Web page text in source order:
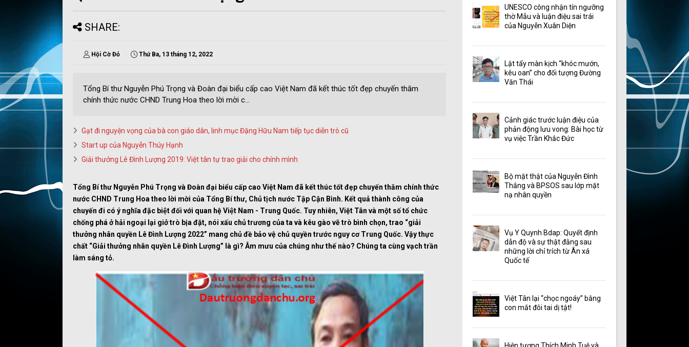
SHARE:
Hội Cờ Đỏ Thứ Ba, 13 tháng 12, 2022
Tổng Bí thư Nguyễn Phú Trọng và Đoàn đại biểu cấp cao Việt Nam đã kết thúc tốt đẹp chuyến thăm
chính thức nước CHND Trung Hoa theo lời mời c...
Gạt đi nguyện vọng của bà con giáo dân, linh mục Đặng Hữu Nam tiếp tục diễn trò cũ
Start up của Nguyễn Thúy Hạnh
Giải thưởng Lê Đình Lượng 2019: Việt tân tự trao giải cho chính mình
Tổng Bí thư Nguyễn Phú Trọng và Đoàn đại biểu cấp cao Việt Nam đã kết thúc tốt đẹp chuyến thăm chính thức
nước CHND Trung Hoa theo lời mời của Tổng Bí thư, Chủ tịch nước Tập Cận Bình. Kết quả thành công của
chuyến đi có ý nghĩa đặc biệt đối với quan hệ Việt Nam - Trung Quốc. Tuy nhiên, Việt Tân và một số tổ chức
chống phá ở hải ngoại lại giở trò bịa đặt, nói xấu chủ trương của ta và kêu gào vẽ trò bình chọn, trao “giải
thưởng nhân quyền Lê Đình Lượng 2022” mang chủ đề bảo vệ chủ quyền trước nguy cơ Trung Quốc. Vậy thực
chất “Giải thưởng nhân quyền Lê Đình Lượng” là gì? Âm mưu của chúng như thế nào? Chúng ta cùng vạch trần
làm sáng tỏ.
UNESCO công nhận tín ngưỡng
thờ Mẫu và luận điệu sai trái
của Nguyễn Xuân Diện
Lật tẩy màn kịch “khóc mướn,
kêu oan” cho đối tượng Đường
Văn Thái
Cảnh giác trước luận điệu của
phản động lưu vong: Bài học từ
vụ việc Trần Khắc Đức
Bộ mặt thật của Nguyễn Đình
Thắng và BPSOS sau lớp mặt
nạ nhân quyền
Vụ Y Quynh Bdap: Quyết định
dẫn độ và sự thật đằng sau
những lời chỉ trích từ Ân xá
Quốc tế
Việt Tân lại “chọc ngoáy” bằng
con mắt đôi tai dị tật!